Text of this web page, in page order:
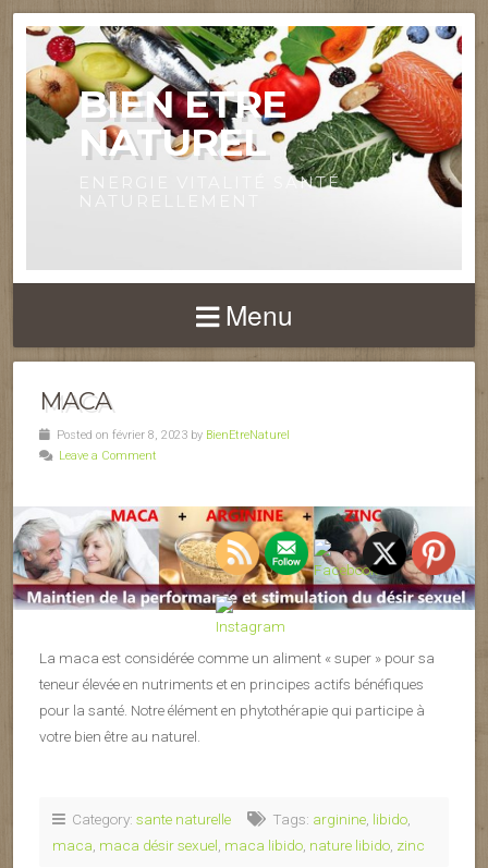
BIEN ETRE
NATUREL
ENERGIE VITALITÉ SANTÉ
Menu
MACA
Posted on février 8, 2023 by BienEtreNaturel
Leave a Comment
La maca est considérée comme un aliment « super » pour sa
teneur élevée en nutriments et en principes actifs bénéfiques
pour la santé. Notre élément en phytothérapie qui participe à
votre bien être au naturel.
Category: sante naturelle Tags: arginine, libido,
maca, maca désir sexuel, maca libido, nature libido, zinc